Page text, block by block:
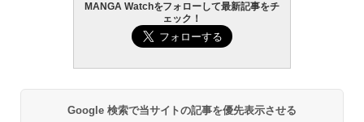
MANGA Watchをフォローして最新記事をチ
ェック！
Google 検索で当サイトの記事を優先表示させる